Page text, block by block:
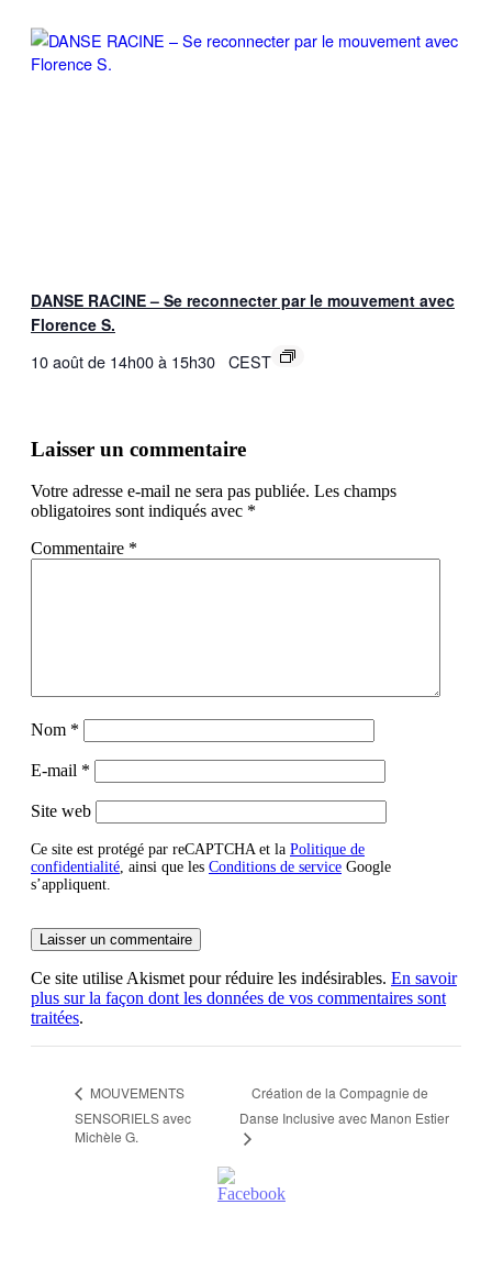
DANSE RACINE – Se reconnecter par le mouvement avec
Florence S.
10 août de 14h00à 15h30 CEST
Laisser un commentaire
Votre adresse e-mail ne sera pas publiée. Les champs
obligatoires sont indiqués avec *
Commentaire *
Nom *
E-mail *
Site web
Ce site est protégé par reCAPTCHA et la Politique de
confidentialité, ainsi que les Conditions de service Google
s’appliquent.
Ce site utilise Akismet pour réduire les indésirables. En savoir
plus sur la façon dont les données de vos commentaires sont
traitées.
MOUVEMENTS
SENSORIELS avec
Michèle G.
Création de la Compagnie de
Danse Inclusive avec Manon Estier